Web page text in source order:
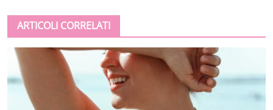
ARTICOLI CORRELATI